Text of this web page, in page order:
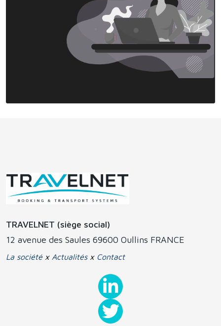
TRAVELNET (siège social)
12 avenue des Saules 69600 Oullins FRANCE
La société x Actualitésx Contact